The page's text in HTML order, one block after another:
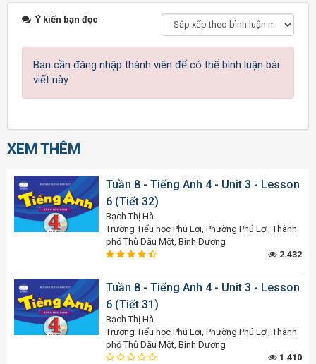
Ý kiến bạn đọc
Bạn cần đăng nhập thành viên để có thể bình luận bài
viết này
XEM THÊM
Tuần 8 - Tiếng Anh 4 - Unit 3 - Lesson
6 (Tiết 32)
Bạch Thị Hà
Trường Tiểu học Phú Lợi, Phường Phú Lợi, Thành
phố Thủ Dầu Một, Bình Dương
2.432
Tuần 8 - Tiếng Anh 4 - Unit 3 - Lesson
6 (Tiết 31)
Bạch Thị Hà
Trường Tiểu học Phú Lợi, Phường Phú Lợi, Thành
phố Thủ Dầu Một, Bình Dương
1.410